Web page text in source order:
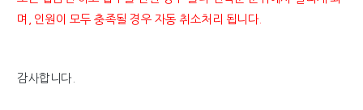
며, 인원이 모두 충족될 경우 자동 취소처리 됩니다.
감사합니다.